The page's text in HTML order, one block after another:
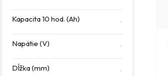
Kapacita 10 hod. (Ah)
Napätie (V)
Dĺžka (mm)